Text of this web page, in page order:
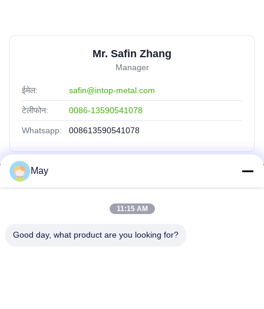
Mr. Safin Zhang
Manager
ईमेल: safin@intop-metal.com
टेलीफोन: 0086-13590541078
Whatsapp: 008613590541078
त्वरित लिंक
होम
हमारे बारे में
May
11:15 AM
Good day, what product are you looking for?